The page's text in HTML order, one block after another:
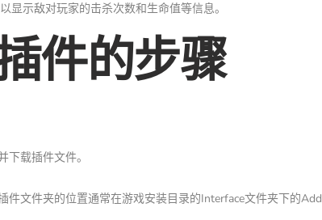
示敌对玩家的击杀次数和生命值等信息。
件的步骤
载插件文件。
文件夹的位置通常在游戏安装目录的Interface文件夹下的